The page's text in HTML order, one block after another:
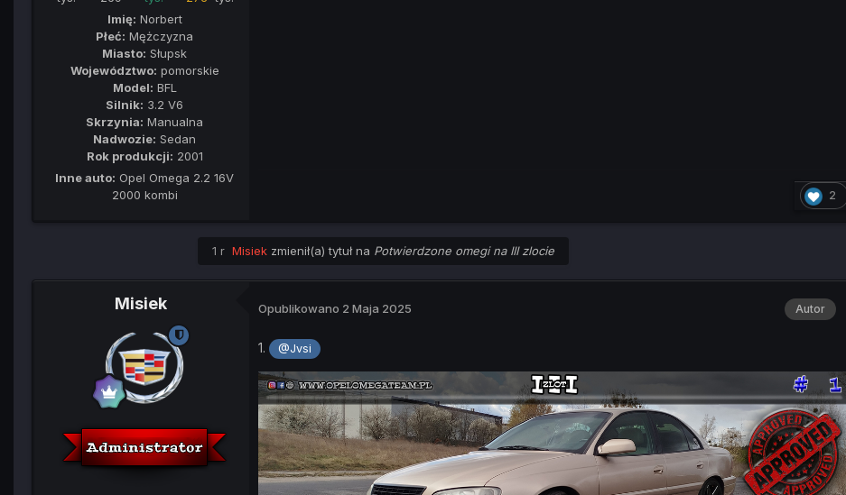
Imię: Norbert
Płeć: Mężczyzna
Miasto: Słupsk
Województwo: pomorskie
Model: BFL
Silnik: 3.2 V6
Skrzynia: Manualna
Nadwozie: Sedan
Rok produkcji: 2001
Inne auto: Opel Omega 2.2 16V
2000 kombi
2
1 r Misiek zmienił(a) tytuł na Potwierdzone omegi na III zlocie
Misiek Autor
Opublikowano 2 Maja 2025
1. @Jvsi